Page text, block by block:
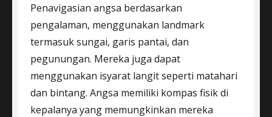
Penavigasian angsa berdasarkan
pengalaman, menggunakan landmark
termasuk sungai, garis pantai, dan
pegunungan. Mereka juga dapat
menggunakan isyarat langit seperti matahari
dan bintang. Angsa memiliki kompas fisik di
kepalanya yang memungkinkan mereka